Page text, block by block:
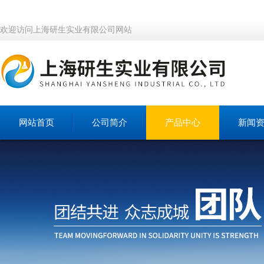
欢迎访问上海研生实业有限公司网站
网站首页 公司简介 产品中心 新闻